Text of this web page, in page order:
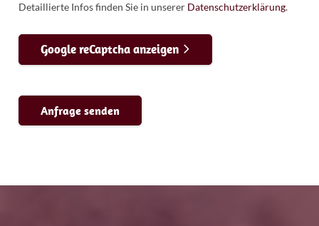
Detaillierte Infos finden Sie in unserer Datenschutzerklärung.
Google reCaptcha anzeigen